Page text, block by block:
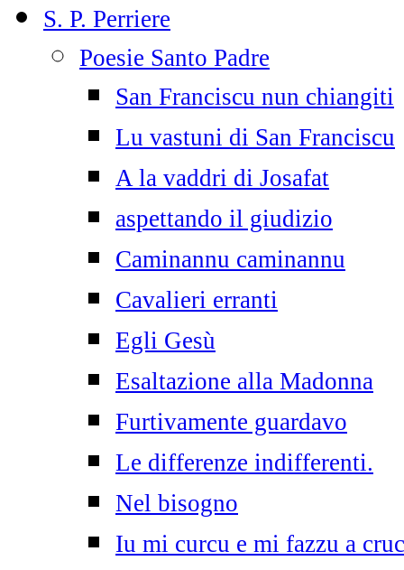
S. P. Perriere
Poesie Santo Padre
San Franciscu nun chiangiti
Lu vastuni di San Franciscu
A la vaddri di Josafat
aspettando il giudizio
Caminannu caminannu
Cavalieri erranti
Egli Gesù
Esaltazione alla Madonna
Furtivamente guardavo
Le differenze indifferenti.
Nel bisogno
Iu mi curcu e mi fazzu a